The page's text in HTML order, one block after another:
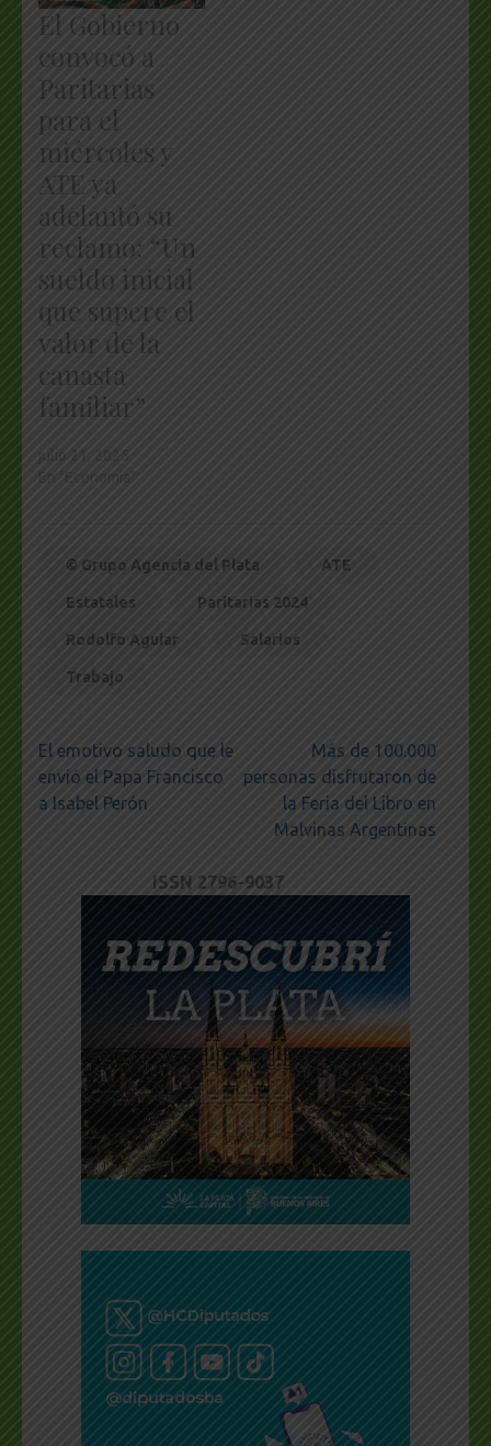
El Gobierno
convocó a
Paritarias
para el
miércoles y
ATE ya
adelantó su
reclamo: “Un
sueldo inicial
que supere el
valor de la
canasta
familiar”
© Grupo Agencia del Plata ATE
Estatales Paritarias 2024
Rodolfo Aguiar Salarios
Trabajo
Navegación
de
entradas
El emotivo saludo que le
envió el Papa Francisco
a Isabel Perón
Más de 100.000
personas disfrutaron de
la Feria del Libro en
Malvinas Argentinas
ISSN 2796-9037